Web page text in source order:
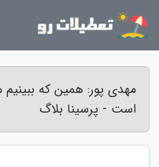
مهدی پور: همین که
است - پرسینا بلاگ